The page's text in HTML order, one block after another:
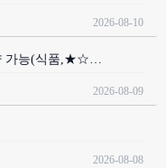
2026-08-10
가능(식품,★☆…
2026-08-09
2026-08-08